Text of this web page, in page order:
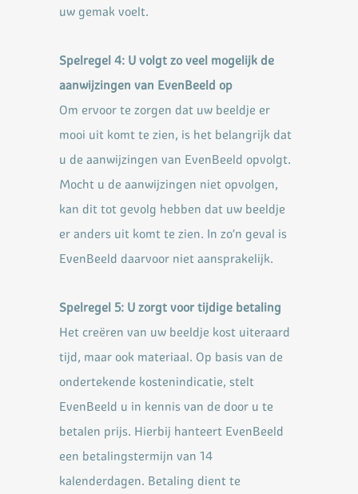
uw gemak voelt.
Spelregel 4: U volgt zo veel mogelijk de
aanwijzingen van EvenBeeld op
Om ervoor te zorgen dat uw beeldje er
mooi uit komt te zien, is het belangrijk dat
u de aanwijzingen van EvenBeeld opvolgt.
Mocht u de aanwijzingen niet opvolgen,
kan dit tot gevolg hebben dat uw beeldje
er anders uit komt te zien. In zo’n geval is
EvenBeeld daarvoor niet aansprakelijk.
Spelregel 5: U zorgt voor tijdige betaling
Het creëren van uw beeldje kost uiteraard
tijd, maar ook materiaal. Op basis van de
ondertekende kostenindicatie, stelt
EvenBeeld u in kennis van de door u te
betalen prijs. Hierbij hanteert EvenBeeld
een betalingstermijn van 14
kalenderdagen. Betaling dient te